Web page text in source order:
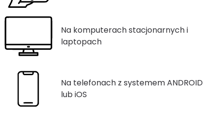
Na komputerach stacjonarnych i
laptopach
Na telefonach z systemem ANDROID
lub iOS